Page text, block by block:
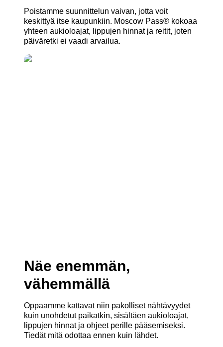
Poistamme suunnittelun vaivan, jotta voit
keskittyä itse kaupunkiin. Moscow Pass® kokoaa
yhteen aukioloajat, lippujen hinnat ja reitit, joten
päiväretki ei vaadi arvailua.
Näe enemmän,
vähemmällä
Oppaamme kattavat niin pakolliset nähtävyydet
kuin unohdetut paikatkin, sisältäen aukioloajat,
lippujen hinnat ja ohjeet perille pääsemiseksi.
Tiedät mitä odottaa ennen kuin lähdet.